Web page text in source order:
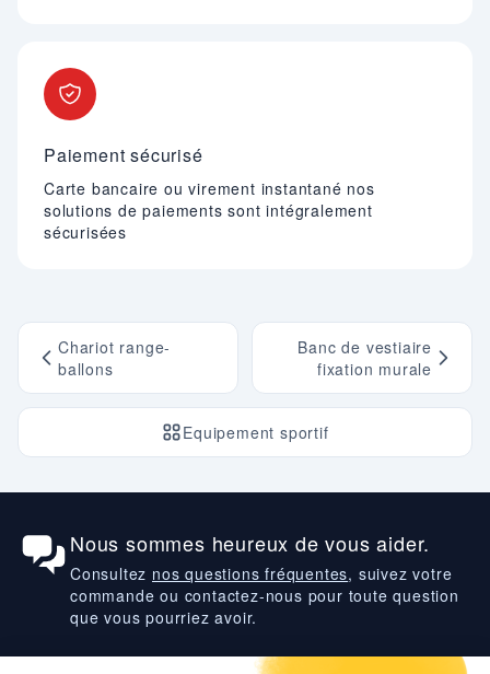
Paiement sécurisé
Carte bancaire ou virement instantané nos
solutions de paiements sont intégralement
sécurisées
Chariot range-
ballons
Equipement sportif
Banc de vestiaire
fixation murale
Nous sommes heureux de vous aider.
Consultez nos questions fréquentes, suivez votre
commande ou contactez-nous pour toute question
que vous pourriez avoir.